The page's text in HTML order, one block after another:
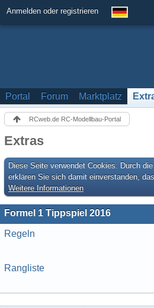
Anmelden oder registrieren
Portal Forum Marktplatz
RCweb.de RC-Modellbau-Portal
Extras
Diese Seite verwendet Cookies. Durch
erklären Sie sich damit einverstanden,
Weitere Informationen
Formel 1 Tippspiel 2016
Regeln
Rangliste